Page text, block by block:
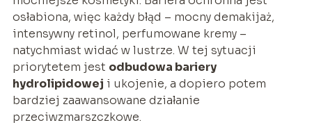
osłabiona, więc każdy błąd – mocny demakijaż,
intensywny retinol, perfumowane kremy –
natychmiast widać w lustrze. W tej sytuacji
priorytetem jest odbudowa bariery
hydrolipidowej i ukojenie, a dopiero potem
bardziej zaawansowane działanie
przeciwzmarszczkowe.